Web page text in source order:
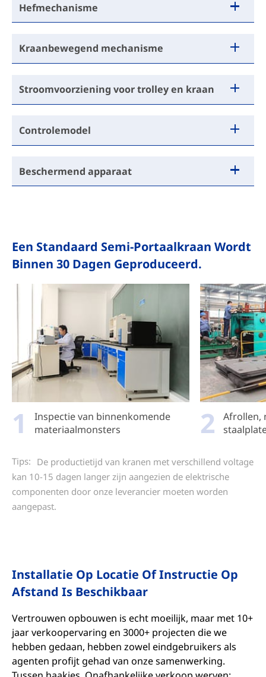
Hefmechanisme
Kraanbewegend mechanisme
Stroomvoorziening voor trolley en kraan
Controlemodel
Beschermend apparaat
Een Standaard Semi-Portaalkraan Wordt
Binnen 30 Dagen Geproduceerd.
1
Inspectie van binnenkomende
materiaalmonsters
2
Afrollen,
Tips: De productietijd van kranen met verschillend voltage
kan 10-15 dagen langer zijn aangezien de elektrische
componenten door onze leverancier moeten worden
aangepast.
Installatie Op Locatie Of Instructie Op
Afstand Is Beschikbaar
Vertrouwen opbouwen is echt moeilijk, maar met 10+
jaar verkoopervaring en 3000+ projecten die we
hebben gedaan, hebben zowel eindgebruikers als
agenten profijt gehad van onze samenwerking.